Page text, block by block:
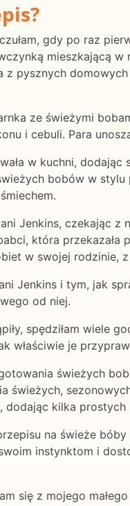
gdy po raz
mieszkającą
z pysznych
ze świeżymi
i cebuli. Para
w kuchni,
bobów w
Jenkins, czekając
która
w swojej rodzinie,
Jenkins i tym, jak
od niej.
spędziłam wiele
właściwie je
świeżych
świeżych,
kilka
na świeże
instynktom i
się z mojego